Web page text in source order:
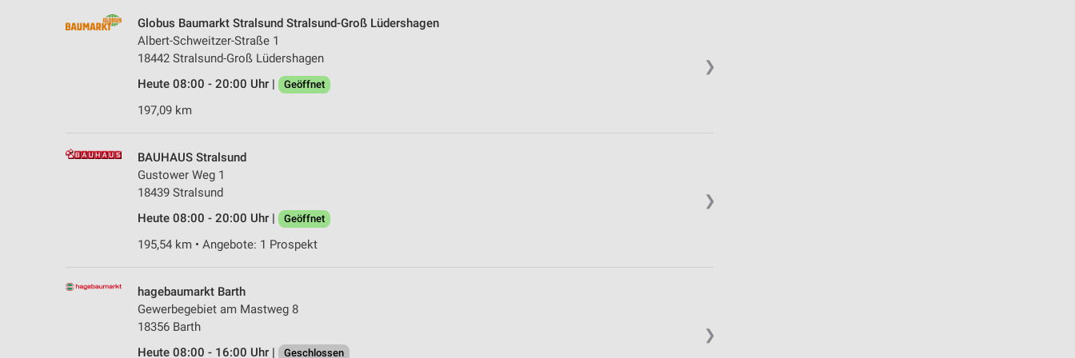
❯
Globus Baumarkt Stralsund Stralsund-Groß Lüdershagen
Albert-Schweitzer-Straße 1
18442 Stralsund-Groß Lüdershagen
Heute 08:00 - 20:00 Uhr |
Geöffnet
197,09 km
❯
BAUHAUS Stralsund
Gustower Weg 1
18439 Stralsund
Heute 08:00 - 20:00 Uhr |
Geöffnet
195,54 km • Angebote: 1 Prospekt
❯
hagebaumarkt Barth
Gewerbegebiet am Mastweg 8
18356 Barth
Heute 08:00 - 16:00 Uhr |
Geschlossen